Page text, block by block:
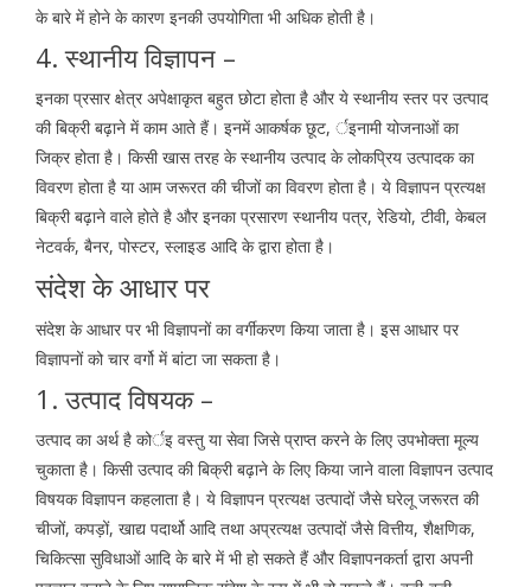
के बारे में होने के कारण इनकी उपयोगिता भी अधिक होती है।
4. स्थानीय विज्ञापन –
इनका प्रसार क्षेत्र अपेक्षाकृत बहुत छोटा होता है और ये स्थानीय स्तर पर उत्पाद
की बिक्री बढ़ाने में काम आते हैं। इनमें आकर्षक छूट, र्इनामी योजनाओं का
जिक्र होता है। किसी खास तरह के स्थानीय उत्पाद के लोकप्रिय उत्पादक का
विवरण होता है या आम जरूरत की चीजों का विवरण होता है। ये विज्ञापन प्रत्यक्ष
बिक्री बढ़ाने वाले होते है और इनका प्रसारण स्थानीय पत्र, रेडियो, टीवी, केबल
नेटवर्क, बैनर, पोस्टर, स्लाइड आदि के द्वारा होता है।
संदेश के आधार पर
संदेश के आधार पर भी विज्ञापनों का वर्गीकरण किया जाता है। इस आधार पर
विज्ञापनों को चार वर्गो में बांटा जा सकता है।
1. उत्पाद विषयक –
उत्पाद का अर्थ है कोर्इ वस्तु या सेवा जिसे प्राप्त करने के लिए उपभोक्ता मूल्य
चुकाता है। किसी उत्पाद की बिक्री बढ़ाने के लिए किया जाने वाला विज्ञापन उत्पाद
विषयक विज्ञापन कहलाता है। ये विज्ञापन प्रत्यक्ष उत्पादों जैसे घरेलू जरूरत की
चीजों, कपड़ों, खाद्य पदार्थो आदि तथा अप्रत्यक्ष उत्पादों जैसे वित्तीय, शैक्षणिक,
चिकित्सा सुविधाओं आदि के बारे में भी हो सकते हैं और विज्ञापनकर्ता द्वारा अपनी